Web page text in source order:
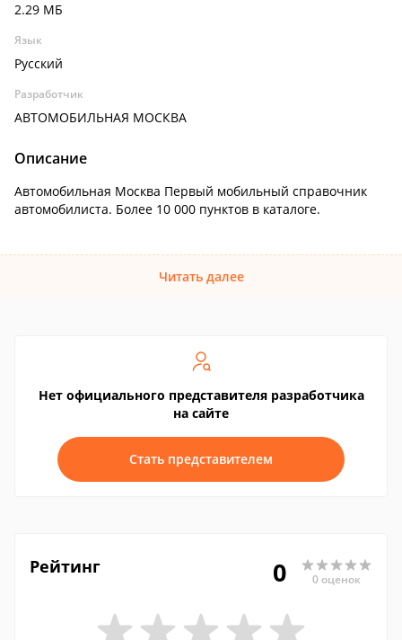
2.29 МБ
Язык
Русский
Разработчик
АВТОМОБИЛЬНАЯ МОСКВА
Описание
Автомобильная Москва Первый мобильный справочник
автомобилиста. Более 10 000 пунктов в каталоге.
Читать далее
Нет официального представителя разработчика
на сайте
Стать представителем
Рейтинг 0 0 оценок